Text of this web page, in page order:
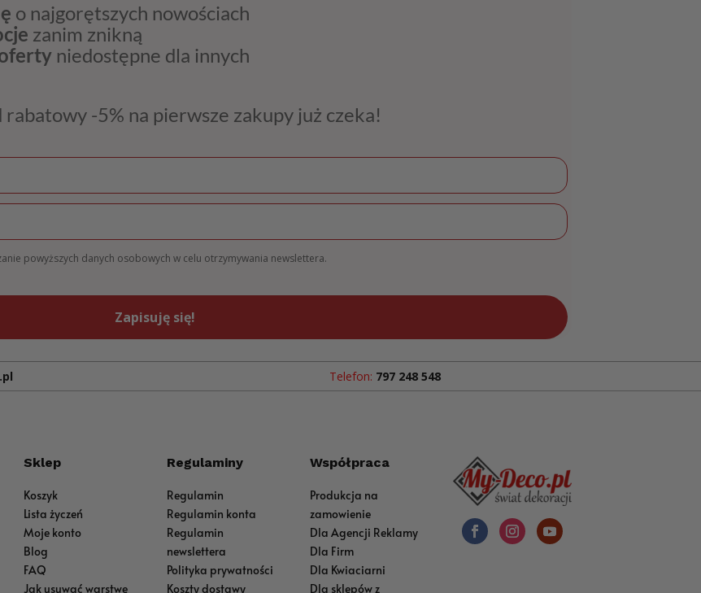
o najgorętszych nowościach
zanim znikną
niedostępne dla innych
rabatowy -5% na pierwsze zakupy już czeka!
powyższych danych osobowych w celu otrzymywania newslettera.
Zapisuję się!
Telefon: 797 248 548
Sklep
Koszyk
Lista życzeń
Moje konto
Blog
FAQ
Jak usuwać warstwę
Regulaminy
Regulamin
Regulamin konta
Regulamin
newslettera
Polityka prywatności
Koszty dostawy
Współpraca
Produkcja na
zamowienie
Dla Agencji Reklamy
Dla Firm
Dla Kwiaciarni
Dla sklepów z